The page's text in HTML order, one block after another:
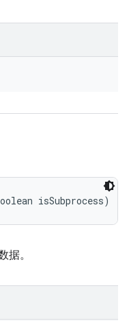
isSubprocess)
据。